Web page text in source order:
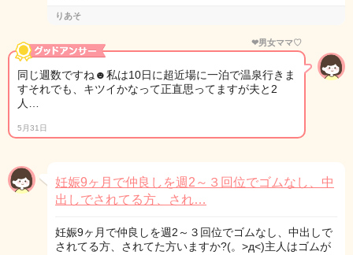
りあそ
❤︎男女ママ♡
同じ週数ですね☻私は10日に超近場に一泊で温泉行きま
すそれでも、キツイかなって正直思ってますが夫と2
人…
5月31日
妊娠9ヶ月で仲良しを週2～３回位でゴムなし、中
出しでされてる方、され…
妊娠9ヶ月で仲良しを週2～３回位でゴムなし、中出しで
されてる方、されてた方いますか?(。>д<)主人はゴムが